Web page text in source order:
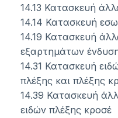
14.13 Κατασκευή
14.14 Κατασκευή
14.19 Κατασκευή
εξαρτημάτων
14.31 Κατασκευή
πλέξης και πλέξης
14.39 Κατασκευή
ειδών πλέξης κροσέ